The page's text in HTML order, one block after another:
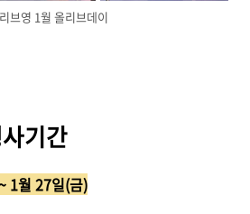
브영 1월 올리브데이
기간
1월 27일(금)